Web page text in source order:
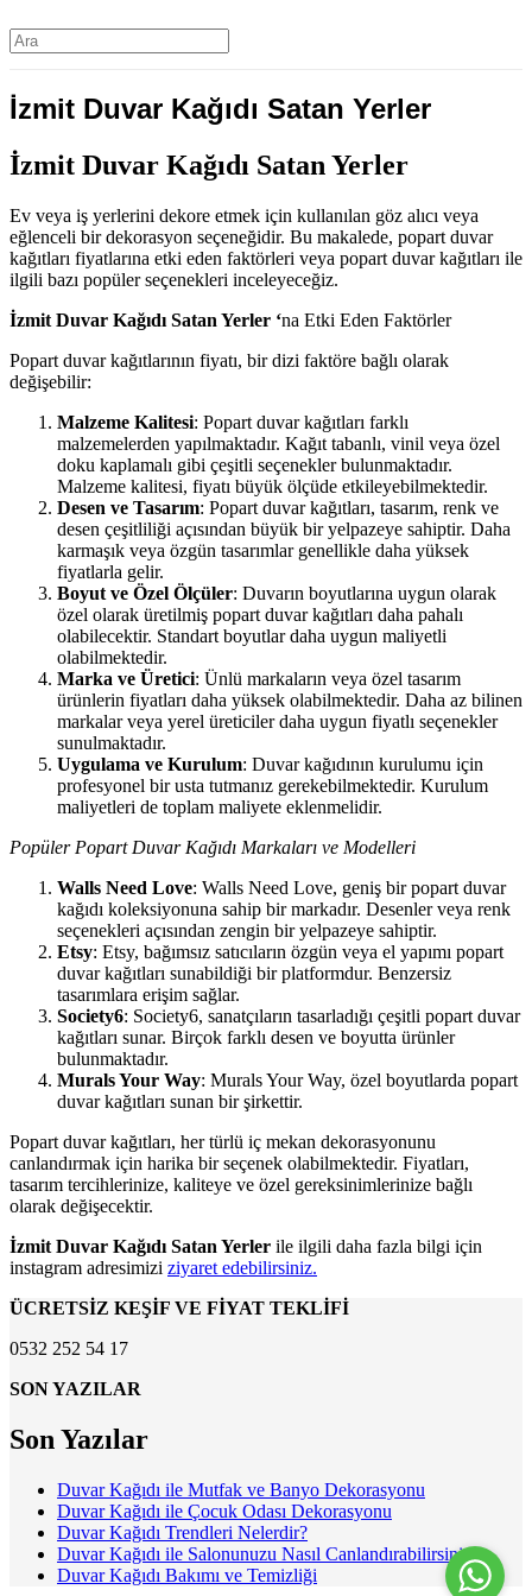
İzmit Duvar Kağıdı Satan Yerler
İzmit Duvar Kağıdı Satan Yerler
Ev veya iş yerlerini dekore etmek için kullanılan göz alıcı veya
eğlenceli bir dekorasyon seçeneğidir. Bu makalede, popart duvar
kağıtları fiyatlarına etki eden faktörleri veya popart duvar kağıtları ile
ilgili bazı popüler seçenekleri inceleyeceğiz.
İzmit Duvar Kağıdı Satan Yerler ‘na Etki Eden Faktörler
Popart duvar kağıtlarının fiyatı, bir dizi faktöre bağlı olarak
değişebilir:
Malzeme Kalitesi: Popart duvar kağıtları farklı
malzemelerden yapılmaktadır. Kağıt tabanlı, vinil veya özel
doku kaplamalı gibi çeşitli seçenekler bulunmaktadır.
Malzeme kalitesi, fiyatı büyük ölçüde etkileyebilmektedir.
Desen ve Tasarım: Popart duvar kağıtları, tasarım, renk ve
desen çeşitliliği açısından büyük bir yelpazeye sahiptir. Daha
karmaşık veya özgün tasarımlar genellikle daha yüksek
fiyatlarla gelir.
Boyut ve Özel Ölçüler: Duvarın boyutlarına uygun olarak
özel olarak üretilmiş popart duvar kağıtları daha pahalı
olabilecektir. Standart boyutlar daha uygun maliyetli
olabilmektedir.
Marka ve Üretici: Ünlü markaların veya özel tasarım
ürünlerin fiyatları daha yüksek olabilmektedir. Daha az bilinen
markalar veya yerel üreticiler daha uygun fiyatlı seçenekler
sunulmaktadır.
Uygulama ve Kurulum: Duvar kağıdının kurulumu için
profesyonel bir usta tutmanız gerekebilmektedir. Kurulum
maliyetleri de toplam maliyete eklenmelidir.
Popüler Popart Duvar Kağıdı Markaları ve Modelleri
Walls Need Love: Walls Need Love, geniş bir popart duvar
kağıdı koleksiyonuna sahip bir markadır. Desenler veya renk
seçenekleri açısından zengin bir yelpazeye sahiptir.
Etsy: Etsy, bağımsız satıcıların özgün veya el yapımı popart
duvar kağıtları sunabildiği bir platformdur. Benzersiz
tasarımlara erişim sağlar.
Society6: Society6, sanatçıların tasarladığı çeşitli popart duvar
kağıtları sunar. Birçok farklı desen ve boyutta ürünler
bulunmaktadır.
Murals Your Way: Murals Your Way, özel boyutlarda popart
duvar kağıtları sunan bir şirkettir.
Popart duvar kağıtları, her türlü iç mekan dekorasyonunu
canlandırmak için harika bir seçenek olabilmektedir. Fiyatları,
tasarım tercihlerinize, kaliteye ve özel gereksinimlerinize bağlı
olarak değişecektir.
İzmit Duvar Kağıdı Satan Yerler ile ilgili daha fazla bilgi için
instagram adresimizi ziyaret edebilirsiniz.
ÜCRETSİZ KEŞİF VE FİYAT TEKLİFİ
0532 252 54 17
SON YAZILAR
Son Yazılar
Duvar Kağıdı ile Mutfak ve Banyo Dekorasyonu
Duvar Kağıdı ile Çocuk Odası Dekorasyonu
Duvar Kağıdı Trendleri Nelerdir?
Duvar Kağıdı ile Salonunuzu Nasıl Canlandırabilirsiniz?
Duvar Kağıdı Bakımı ve Temizliği